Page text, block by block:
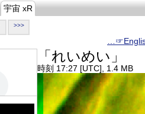
宇宙 xR
>>>
「れいめい」
時刻 17:27 [UTC], 1.4 MB